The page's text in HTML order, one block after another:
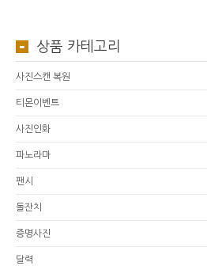
상품 카테고리
사진스캔 복원
티몬이벤트
사진인화
파노라마
팬시
돌잔치
증명사진
달력